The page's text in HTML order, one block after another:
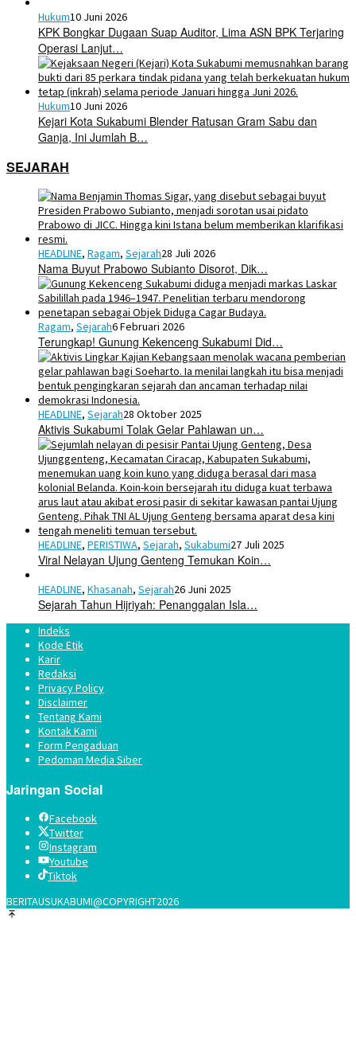
Hukum10 Juni 2026
KPK Bongkar Dugaan Suap Auditor, Lima ASN BPK Terjaring
Operasi Lanjut…
Hukum10 Juni 2026
Kejari Kota Sukabumi Blender Ratusan Gram Sabu dan
Ganja, Ini Jumlah B…
SEJARAH
HEADLINE, Ragam, Sejarah28 Juli 2026
Nama Buyut Prabowo Subianto Disorot, Dik…
Ragam, Sejarah6 Februari 2026
Terungkap! Gunung Kekenceng Sukabumi Did…
HEADLINE, Sejarah28 Oktober 2025
Aktivis Sukabumi Tolak Gelar Pahlawan un…
HEADLINE, PERISTIWA, Sejarah, Sukabumi27 Juli 2025
Viral Nelayan Ujung Genteng Temukan Koin…
HEADLINE, Khasanah, Sejarah26 Juni 2025
Sejarah Tahun Hijriyah: Penanggalan Isla…
Indeks
Kode Etik
Karir
Redaksi
Privacy Policy
Disclaimer
Tentang Kami
Kontak Kami
Form Pengaduan
Pedoman Media Siber
Jaringan Social
Facebook
Twitter
Instagram
Youtube
Tiktok
BERITAUSUKABUMI@COPYRIGHT2026